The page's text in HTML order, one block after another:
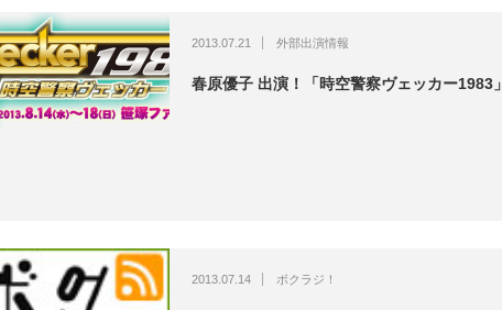
2013.07.21 外部出演情報
春原優子 出演！「時空警察ヴェッカー1983」
2013.07.14 ボクラジ！